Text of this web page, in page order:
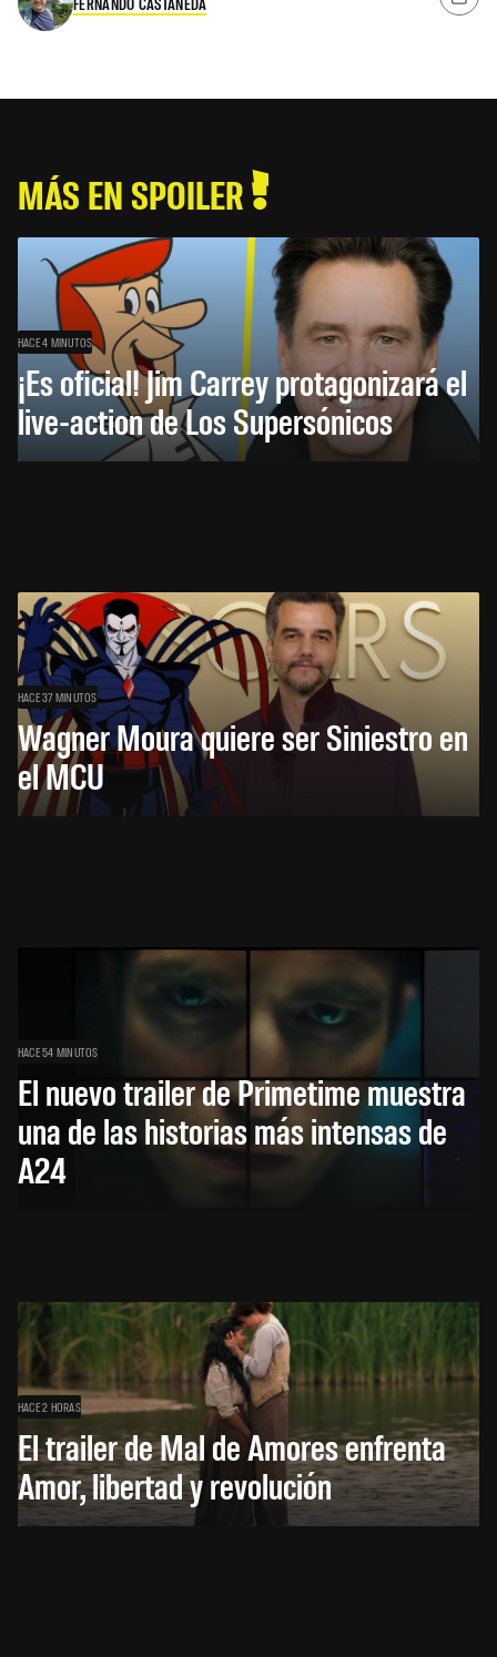
MÁS EN SPOILER
HACE 4 MINUTOS
¡Es oficial! Jim Carrey protagonizará el
live-action de Los Supersónicos
HACE 37 MINUTOS
Wagner Moura quiere ser Siniestro en
el MCU
HACE 54 MINUTOS
El nuevo trailer de Primetime muestra
una de las historias más intensas de
A24
HACE 2 HORAS
El trailer de Mal de Amores enfrenta
Amor, libertad y revolución